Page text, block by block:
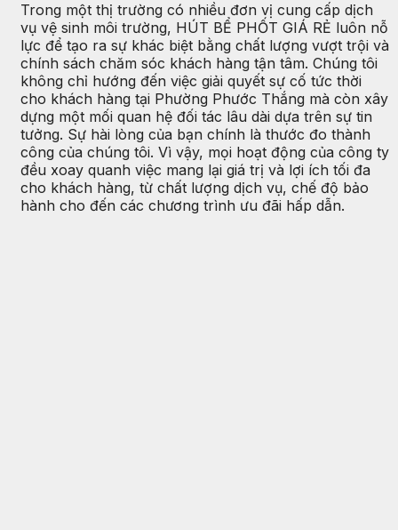
Trong một thị trường có nhiều đơn vị cung cấp dịch
vụ vệ sinh môi trường, HÚT BỂ PHỐT GIÁ RẺ luôn nỗ
lực để tạo ra sự khác biệt bằng chất lượng vượt trội và
chính sách chăm sóc khách hàng tận tâm. Chúng tôi
không chỉ hướng đến việc giải quyết sự cố tức thời
cho khách hàng tại Phường Phước Thắng mà còn xây
dựng một mối quan hệ đối tác lâu dài dựa trên sự tin
tưởng. Sự hài lòng của bạn chính là thước đo thành
công của chúng tôi. Vì vậy, mọi hoạt động của công ty
đều xoay quanh việc mang lại giá trị và lợi ích tối đa
cho khách hàng, từ chất lượng dịch vụ, chế độ bảo
hành cho đến các chương trình ưu đãi hấp dẫn.